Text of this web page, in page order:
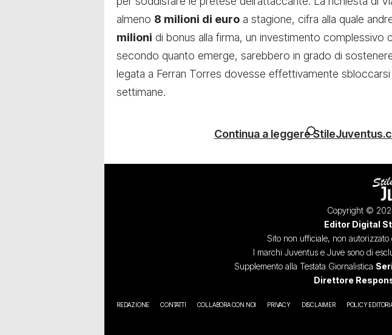
almeno 8 milioni di euro a stagione, cifra alla quale
milioni di bonus alla firma, un investimento complessivo
secondo quanto emerge, sarebbero in grado di
legata a Ferran Torres dovesse effettivamente
settimane.
Continua a leggere
Copyright ©
Editor Digital
Sito non ufficiale, non autorizzato
I marchi Juventus e Juve sono di
Supplemento alla Testata Giornalistica
Direttore
REDAZIONE CONTATTI COLLABORA CON NOI PRIVACY DISCLAIMER POLICY